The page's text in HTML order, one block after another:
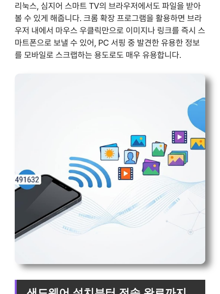
리눅스, 심지어 스마트 TV의 브라우저에서도 파일을 받아
볼 수 있게 해줍니다. 크롬 확장 프로그램을 활용하면 브라
우저 내에서 마우스 우클릭만으로 이미지나 링크를 즉시 스
마트폰으로 보낼 수 있어, PC 서핑 중 발견한 유용한 정보
를 모바일로 스크랩하는 용도로도 매우 유용합니다.